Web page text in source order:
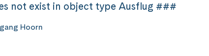
not exist in object type Ausflug ###
Hoorn